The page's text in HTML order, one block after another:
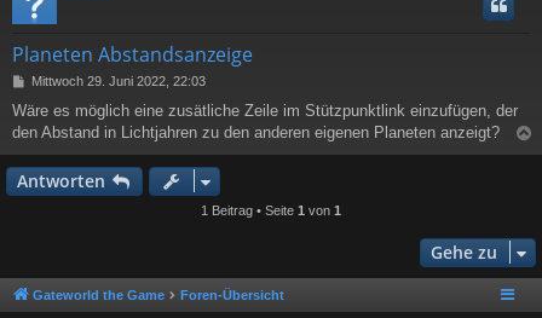
Planeten Abstandsanzeige
B
i
t
r
a
g
Mittwoch 29. Juni 2022, 22:03
Wäre es möglich eine zusätliche Zeile im Stützpunktlink einzufügen, der
den Abstand in Lichtjahren zu den anderen eigenen Planeten anzeigt?
a
n
Antworten
1 Beitrag • Seite 1 von 1
Gehe zu
Gateworld the Game Foren-Übersicht